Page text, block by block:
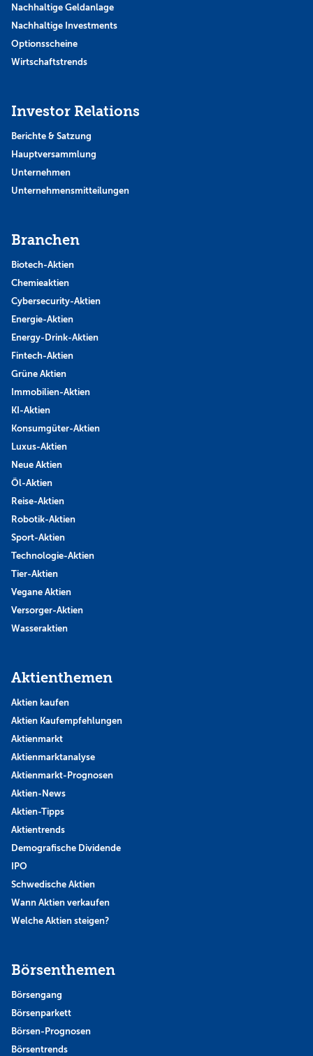
Nachhaltige Geldanlage
Nachhaltige Investments
Optionsscheine
Wirtschaftstrends
Investor Relations
Berichte & Satzung
Hauptversammlung
Unternehmen
Unternehmensmitteilungen
Branchen
Biotech-Aktien
Chemieaktien
Cybersecurity-Aktien
Energie-Aktien
Energy-Drink-Aktien
Fintech-Aktien
Grüne Aktien
Immobilien-Aktien
KI-Aktien
Konsumgüter-Aktien
Luxus-Aktien
Neue Aktien
Öl-Aktien
Reise-Aktien
Robotik-Aktien
Sport-Aktien
Technologie-Aktien
Tier-Aktien
Vegane Aktien
Versorger-Aktien
Wasseraktien
Aktienthemen
Aktien kaufen
Aktien Kaufempfehlungen
Aktienmarkt
Aktienmarktanalyse
Aktienmarkt-Prognosen
Aktien-News
Aktien-Tipps
Aktientrends
Demografische Dividende
IPO
Schwedische Aktien
Wann Aktien verkaufen
Welche Aktien steigen?
Börsenthemen
Börsengang
Börsenparkett
Börsen-Prognosen
Börsentrends